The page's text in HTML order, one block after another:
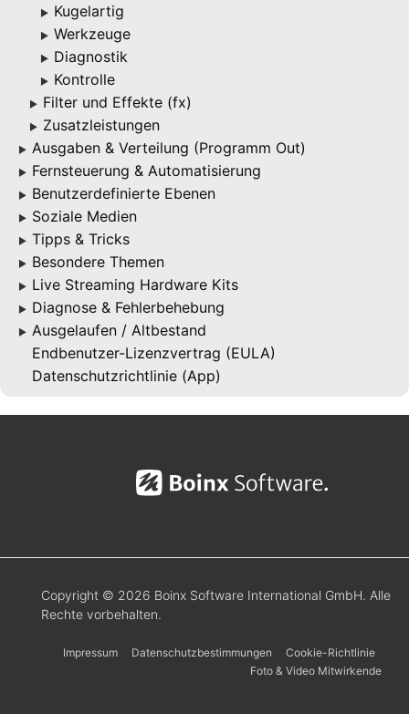
▶ Kugelartig
▶ Werkzeuge
▶ Diagnostik
▶ Kontrolle
▶ Filter und Effekte (fx)
▶ Zusatzleistungen
▶ Ausgaben & Verteilung (Programm Out)
▶ Fernsteuerung & Automatisierung
▶ Benutzerdefinierte Ebenen
▶ Soziale Medien
▶ Tipps & Tricks
▶ Besondere Themen
▶ Live Streaming Hardware Kits
▶ Diagnose & Fehlerbehebung
▶ Ausgelaufen / Altbestand
Endbenutzer-Lizenzvertrag (EULA)
Datenschutzrichtlinie (App)
Copyright © 2026 Boinx Software International GmbH. Alle
Rechte vorbehalten.
Impressum Datenschutzbestimmungen
Cookie-Richtlinie
Foto & Video Mitwirkende